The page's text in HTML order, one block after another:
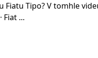
Fiatu Tipo? V tomhle
...